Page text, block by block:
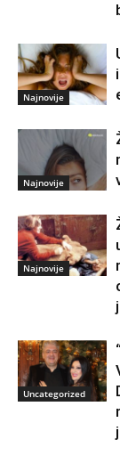
Najnovije
Najnovije
Najnovije
Uncategorized